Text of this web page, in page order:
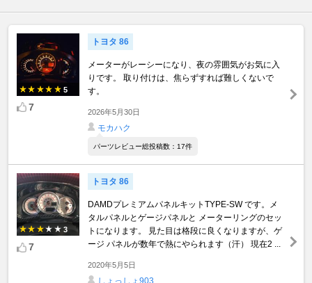
5
7
トヨタ 86
メーターがレーシーになり、夜の雰囲気がお気に入
りです。 取り付けは、焦らずすれば難しくないで
す。
2026年5月30日
モカハク
パーツレビュー総投稿数：17件
3
7
トヨタ 86
DAMDプレミアムパネルキットTYPE-SW です。メ
タルパネルとゲージパネルと メーターリングのセッ
トになります。 見た目は格段に良くなりますが、ゲ
ージ パネルが数年で熱にやられます（汗） 現在2 ...
2020年5月5日